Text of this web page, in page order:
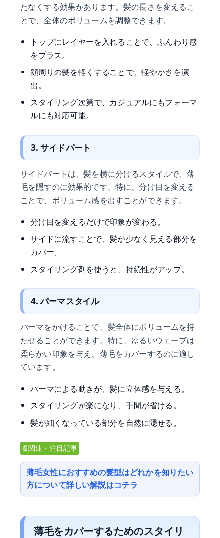
たなくする効果があります。髪の長さを変えるこ
とで、全体のボリュームを調整できます。
トップにレイヤーを入れることで、ふんわり感
をプラス。
顔周りの髪を軽くすることで、軽やかさを演
出。
スタイリング次第で、カジュアルにもフォーマ
ルにも対応可能。
3. サイドパート
サイドパートは、髪を横に分けるスタイルで、薄
毛を隠すのに効果的です。特に、分け目を変える
ことで、ボリューム感を出すことができます。
分け目を変えるだけで印象が変わる。
サイドに流すことで、髪が少なく見える部分を
カバー。
スタイリング剤を使うと、持続性がアップ。
4. パーマスタイル
パーマをかけることで、髪全体にボリュームを持
たせることができます。特に、ゆるいウェーブは
柔らかい印象を与え、薄毛をカバーするのに適し
ています。
パーマによる動きが、髪に立体感を与える。
スタイリングが楽になり、手間が省ける。
髪が細くなっている部分を自然に隠せる。
📄関連・注目記事
薄毛女性におすすめの髪型はどれかを知りたい
方について詳しい解説はコチラ
薄毛をカバーするためのスタイリ